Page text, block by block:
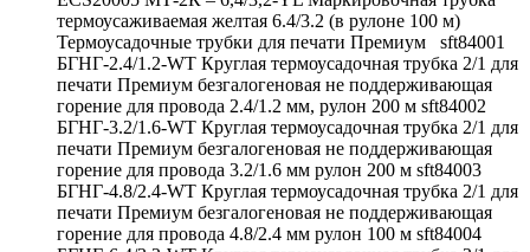
термоусаживаемая желтая 6.4/3.2 (в рулоне 100 м)
Термоусадочные трубки для печати Премиум sft84001
БГНГ-2.4/1.2-WT Круглая термоусадочная трубка 2/1 для
печати Премиум безгалогеновая не поддерживающая
горение для провода 2.4/1.2 мм, рулон 200 м sft84002
БГНГ-3.2/1.6-WT Круглая термоусадочная трубка 2/1 для
печати Премиум безгалогеновая не поддерживающая
горение для провода 3.2/1.6 мм рулон 200 м sft84003
БГНГ-4.8/2.4-WT Круглая термоусадочная трубка 2/1 для
печати Премиум безгалогеновая не поддерживающая
горение для провода 4.8/2.4 мм рулон 100 м sft84004